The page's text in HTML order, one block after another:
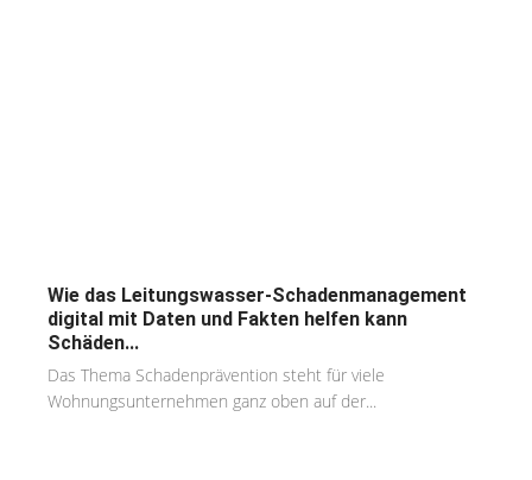
Wie das Leitungswasser-Schadenmanagement
digital mit Daten und Fakten helfen kann
Schäden...
Das Thema Schadenprävention steht für viele
Wohnungsunternehmen ganz oben auf der...